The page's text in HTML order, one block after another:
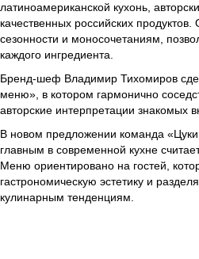
латиноамериканской кухонь,
качественных российских
сезонности и моносочетаниям,
каждого ингредиента.
Бренд-шеф Владимир Тихомиров
меню», в котором гармонично
авторские интерпретации знакомых
В новом предложении команда
главным в современной кухне
Меню ориентировано на гостей,
гастрономическую эстетику и
кулинарным тенденциям.